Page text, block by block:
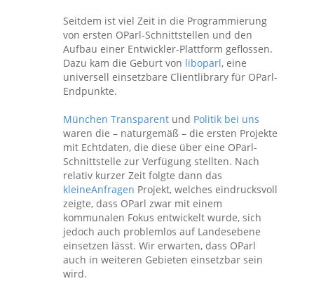
Seitdem ist viel Zeit in die Programmierung
von ersten OParl-Schnittstellen und den
Aufbau einer Entwickler-Plattform geflossen.
Dazu kam die Geburt von liboparl, eine
universell einsetzbare Clientlibrary für OParl-
Endpunkte.
München Transparent und Politik bei uns
waren die – naturgemäß – die ersten Projekte
mit Echtdaten, die diese über eine OParl-
Schnittstelle zur Verfügung stellten. Nach
relativ kurzer Zeit folgte dann das
kleineAnfragen Projekt, welches eindrucksvoll
zeigte, dass OParl zwar mit einem
kommunalen Fokus entwickelt wurde, sich
jedoch auch problemlos auf Landesebene
einsetzen lässt. Wir erwarten, dass OParl
auch in weiteren Gebieten einsetzbar sein
wird.